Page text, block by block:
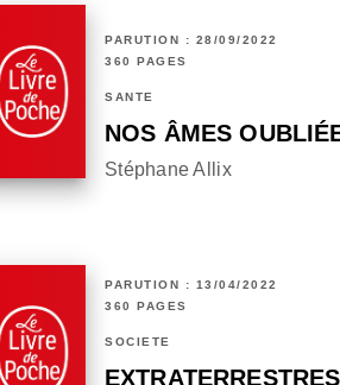
PARUTION : 28/09/2022
360 PAGES
SANTÉ
NOS ÂMES
Stéphane Allix
PARUTION : 13/04/2022
360 PAGES
SOCIÉTÉ